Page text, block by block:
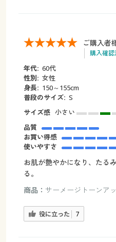
ご購入者
購入確認
年代: 60代
性別: 女性
身長: 150～155cm
普段のサイズ: S
サイズ感 小さい
品質
お買い得感
使いやすさ
お肌が艶やかになり、たる
る。
商品： サーメージトーンア
役に立った 7